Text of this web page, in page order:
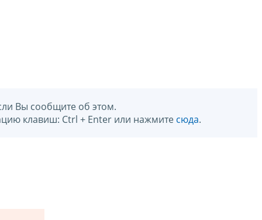
Вы сообщите об этом.
клавиш: Ctrl + Enter или нажмите сюда.